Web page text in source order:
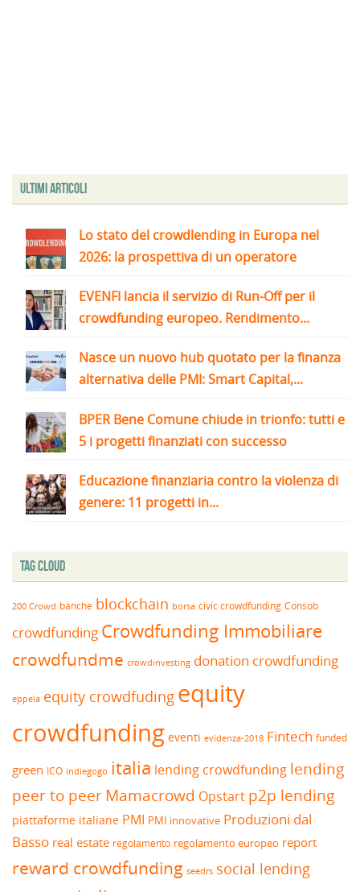
Ultimi articoli
Lo stato del crowdlending in Europa nel
2026: la prospettiva di un operatore
EVENFI lancia il servizio di Run-Off per il
crowdfunding europeo. Rendimento...
Nasce un nuovo hub quotato per la finanza
alternativa delle PMI: Smart Capital,...
BPER Bene Comune chiude in trionfo: tutti e
5 i progetti finanziati con successo
Educazione finanziaria contro la violenza di
genere: 11 progetti in...
Tag Cloud
200 Crowd banche blockchain borsa civic crowdfunding Consob
crowdfunding Crowdfunding Immobiliare
crowdfundme crowdinvesting donation crowdfunding
eppela equity crowdfuding equity
crowdfunding eventi evidenza-2018 Fintech funded
green ICO indiegogo italia lending crowdfunding lending
peer to peerMamacrowd Opstart p2p lending
piattaforme italiane PMI PMI innovative Produzioni dal
Basso real estate regolamento regolamento europeo report
reward crowdfunding seedrs social lending